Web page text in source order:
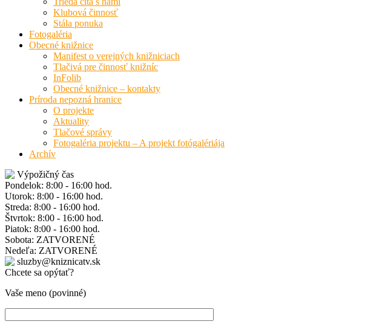
Klubová činnosť
Stála ponuka
Fotogaléria
Obecné knižnice
Manifest o verejných knižniciach
Tlačivá pre činnosť knižníc
InFolib
Obecné knižnice – kontakty
Príroda nepozná hranice
O projekte
Aktuality
Tlačové správy
Fotogaléria projektu – A projekt fotógalériája
Archív
Výpožičný čas
Pondelok: 8:00 - 16:00 hod.
Utorok: 8:00 - 16:00 hod.
Streda: 8:00 - 16:00 hod.
Štvrtok: 8:00 - 16:00 hod.
Piatok: 8:00 - 16:00 hod.
Sobota: ZATVORENÉ
Nedeľa: ZATVORENÉ
sluzby@kniznicatv.sk
Chcete sa opýtať?
Vaše meno (povinné)